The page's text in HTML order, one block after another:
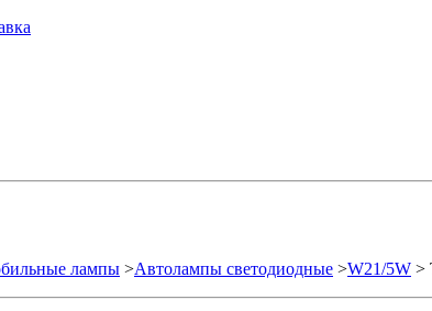
лампы >Автолампы светодиодные >W21/5W >